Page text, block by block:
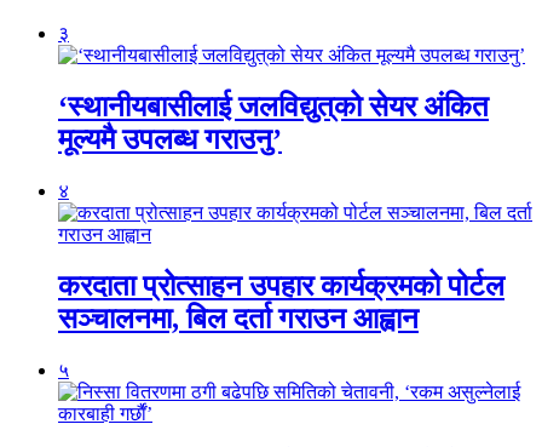
३
‘स्थानीयबासीलाई जलविद्युत्‌को सेयर अंकित
मूल्यमै उपलब्ध गराउनु’
४
करदाता प्रोत्साहन उपहार कार्यक्रमको पोर्टल
सञ्चालनमा, बिल दर्ता गराउन आह्वान
५